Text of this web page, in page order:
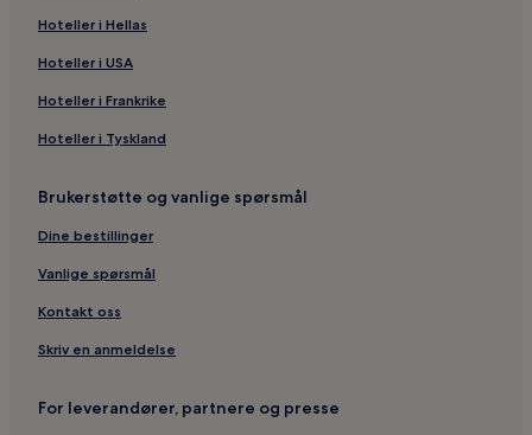
Hoteller i Hellas
Hoteller i USA
Hoteller i Frankrike
Hoteller i Tyskland
Brukerstøtte og vanlige spørsmål
Dine bestillinger
Vanlige spørsmål
Kontakt oss
Skriv en anmeldelse
For leverandører, partnere og presse